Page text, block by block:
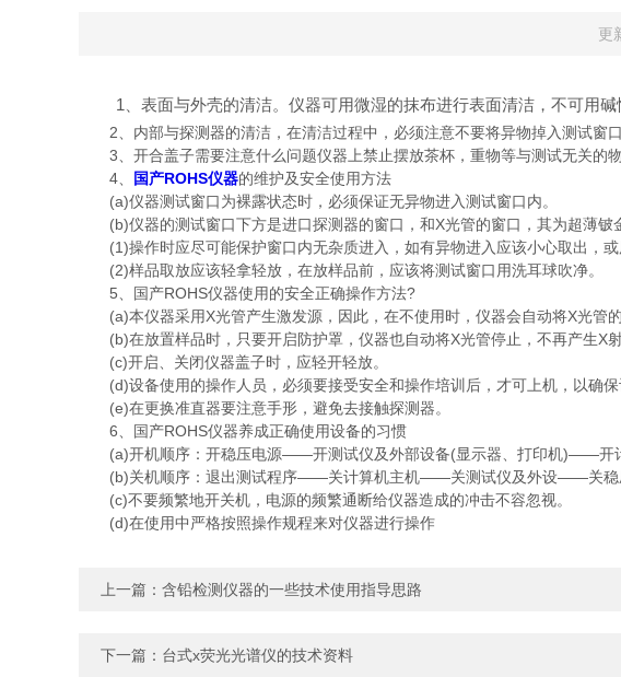
更
1、表面与外壳的清洁。仪器可用微湿的抹布进行表面清洁，不可用碱
2、内部与探测器的清洁，在清洁过程中，必须注意不要将异物掉入测试窗
3、开合盖子需要注意什么问题仪器上禁止摆放茶杯，重物等与测试无关的物
4、
国产ROHS仪器的维护及安全使用方法
(a)仪器测试窗口为裸露状态时，必须保证无异物进入测试窗口内。
(b)仪器的测试窗口下方是进口探测器的窗口，和X光管的窗口，其为超薄铍
(1)操作时应尽可能保护窗口内无杂质进入，如有异物进入应该小心取出，或
(2)样品取放应该轻拿轻放，在放样品前，应该将测试窗口用洗耳球吹净。
5、国产ROHS仪器使用的安全正确操作方法?
(a)本仪器采用X光管产生激发源，因此，在不使用时，仪器会自动将X光管
(b)在放置样品时，只要开启防护罩，仪器也自动将X光管停止，不再产生X射
(c)开启、关闭仪器盖子时，应轻开轻放。
(d)设备使用的操作人员，必须要接受安全和操作培训后，才可上机，以确保
(e)在更换准直器要注意手形，避免去接触探测器。
6、国产ROHS仪器养成正确使用设备的习惯
(a)开机顺序：开稳压电源——开测试仪及外部设备(显示器、打印机)——开计
(b)关机顺序：退出测试程序——关计算机主机——关测试仪及外设——关稳
(c)不要频繁地开关机，电源的频繁通断给仪器造成的冲击不容忽视。
(d)在使用中严格按照操作规程来对仪器进行操作
上一篇： 含铅检测仪器的一些技术使用指导思路
下一篇： 台式x荧光光谱仪的技术资料